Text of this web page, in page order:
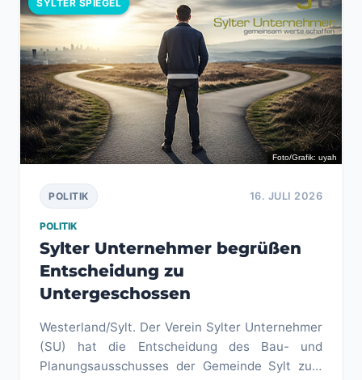
SYLTER SPIEGEL
Foto/Grafik: uyah
16. JULI 2026
POLITIK
POLITIK
Sylter Unternehmer begrüßen
Entscheidung zu
Untergeschossen
Westerland/Sylt. Der Verein Sylter Unternehmer
(SU) hat die Entscheidung des Bau- und
Planungsausschusses der Gemeinde Sylt zum